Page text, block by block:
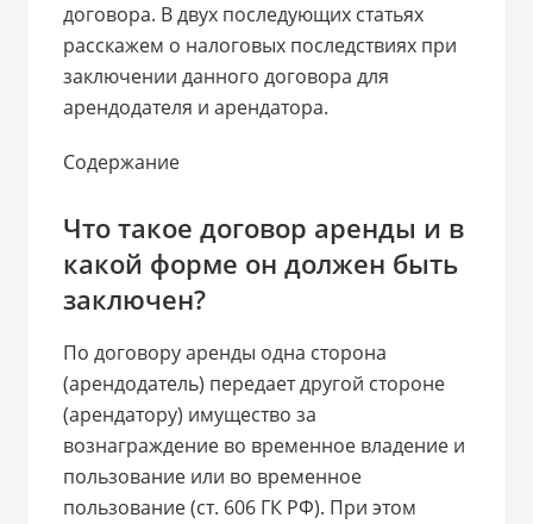
договора. В двух последующих статьях
расскажем о налоговых последствиях при
заключении данного договора для
арендодателя и арендатора.
Содержание
Что такое договор аренды и в
какой форме он должен быть
заключен?
По договору аренды одна сторона
(арендодатель) передает другой стороне
(арендатору) имущество за
вознаграждение во временное владение и
пользование или во временное
пользование (ст. 606 ГК РФ). При этом